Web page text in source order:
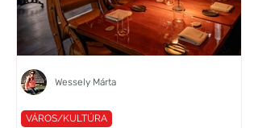
VÁROS/KULTÚRA
Wessely Márta